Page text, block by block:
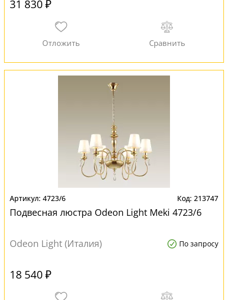
31 830 ₽
4723/6 213747
Подвесная люстра Odeon Light Meki 4723/6
Odeon Light (Италия) По запросу
18 540 ₽